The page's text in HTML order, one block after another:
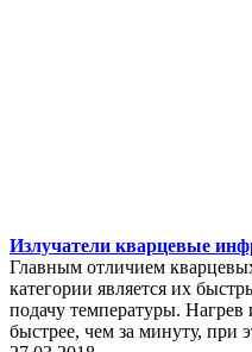
Излучатели кварцевые
Главным отличием
категории является их
подачу температуры. Нагрев
быстрее, чем за минуту, при